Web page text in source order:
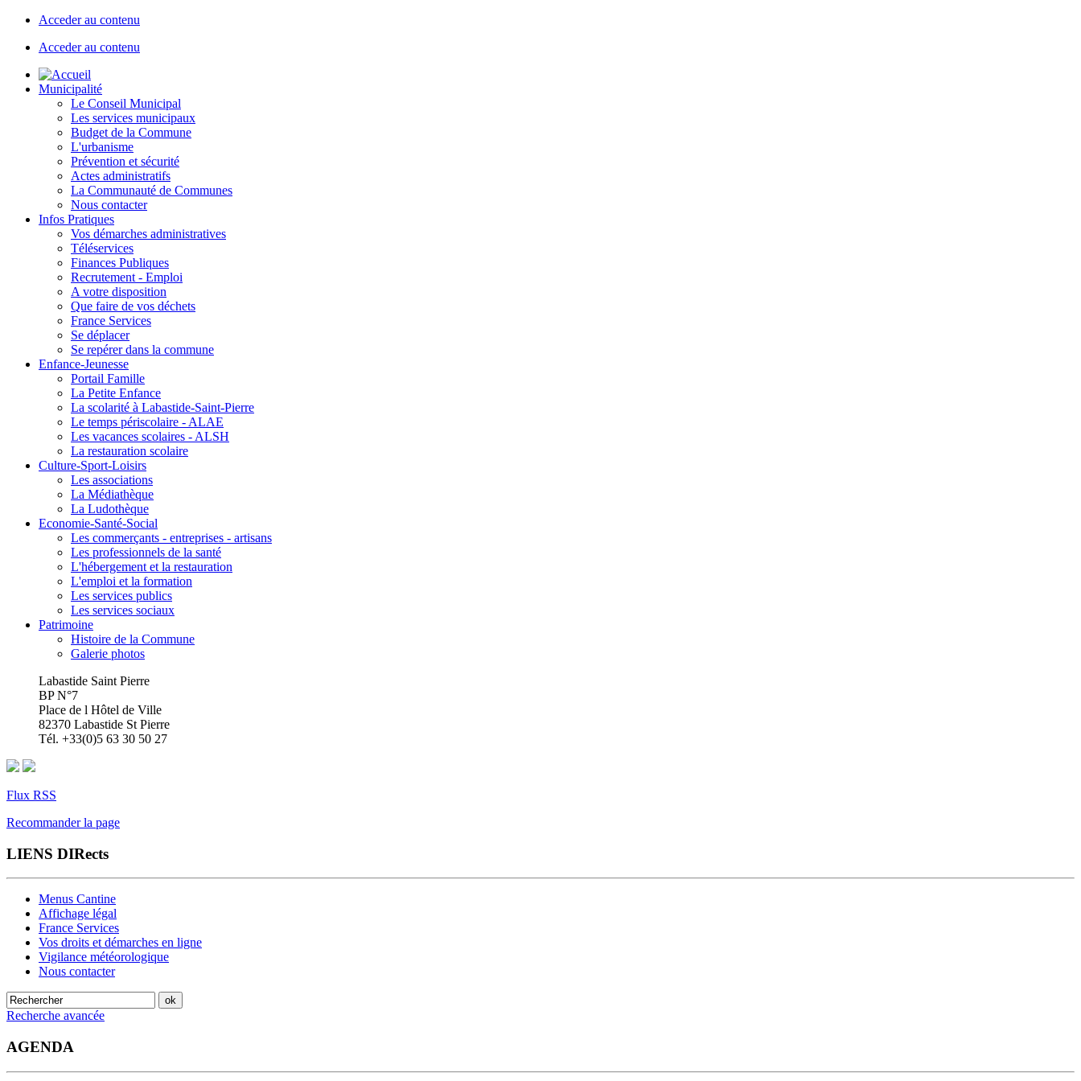
Acceder au contenu
Acceder au contenu
Municipalité
Le Conseil Municipal
Les services municipaux
Budget de la Commune
L'urbanisme
Prévention et sécurité
Actes administratifs
La Communauté de Communes
Nous contacter
Infos Pratiques
Vos démarches administratives
Téléservices
Finances Publiques
Recrutement - Emploi
A votre disposition
Que faire de vos déchets
France Services
Se déplacer
Se repérer dans la commune
Enfance-Jeunesse
Portail Famille
La Petite Enfance
La scolarité à Labastide-Saint-Pierre
Le temps périscolaire - ALAE
Les vacances scolaires - ALSH
La restauration scolaire
Culture-Sport-Loisirs
Les associations
La Médiathèque
La Ludothèque
Economie-Santé-Social
Les commerçants - entreprises - artisans
Les professionnels de la santé
L'hébergement et la restauration
L'emploi et la formation
Les services publics
Les services sociaux
Patrimoine
Histoire de la Commune
Galerie photos
Labastide Saint Pierre
BP N°7
Place de l Hôtel de Ville
82370 Labastide St Pierre
Tél. +33(0)5 63 30 50 27
Flux RSS
Recommander la page
LIENS DIRects
Menus Cantine
Affichage légal
France Services
Vos droits et démarches en ligne
Vigilance météorologique
Nous contacter
Recherche avancée
AGENDA